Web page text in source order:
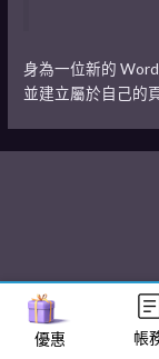
身為一位新的
並建立屬於自己的
優惠 帳